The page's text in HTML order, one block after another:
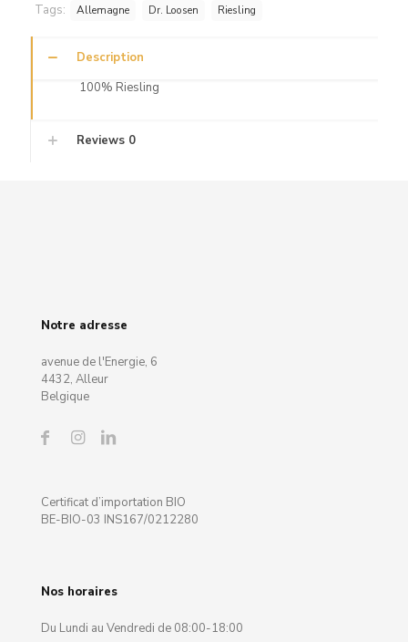
Tags:
Allemagne Dr. Loosen Riesling
Description
100% Riesling
Reviews 0
Notre adresse
avenue de l'Energie, 6
4432, Alleur
Belgique
Certificat d’importation BIO
BE-BIO-03 INS167/0212280
Nos horaires
Du Lundi au Vendredi de 08:00-18:00